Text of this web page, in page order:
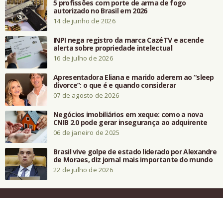
5 profissões com porte de arma de fogo
autorizado no Brasil em 2026
14 de junho de 2026
INPI nega registro da marca CazéTV e acende
alerta sobre propriedade intelectual
16 de julho de 2026
Apresentadora Eliana e marido aderem ao “sleep
divorce”: o que é e quando considerar
07 de agosto de 2026
Negócios imobiliários em xeque: como a nova
CNIB 2.0 pode gerar insegurança ao adquirente
06 de janeiro de 2025
Brasil vive golpe de estado liderado por Alexandre
de Moraes, diz jornal mais importante do mundo
22 de julho de 2026